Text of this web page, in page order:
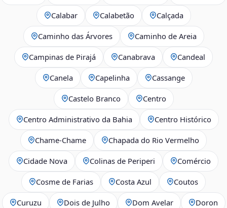
Calabar Calabetão Calçada
Caminho das Árvores Caminho de Areia
Campinas de Pirajá Canabrava Candeal
Canela Capelinha Cassange
Castelo Branco Centro
Centro Administrativo da Bahia Centro Histórico
Chame-Chame Chapada do Rio Vermelho
Cidade Nova Colinas de Periperi Comércio
Cosme de Farias Costa Azul Coutos
Curuzu Dois de Julho Dom Avelar Doron